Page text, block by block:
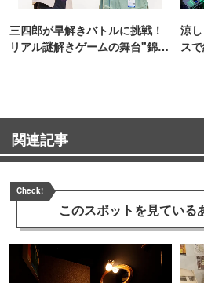
三四郎が早解きバトルに挑戦！
リアル謎解きゲームの舞台"錦糸
涼
ス
関連記事
Check!
このスポットを見ている